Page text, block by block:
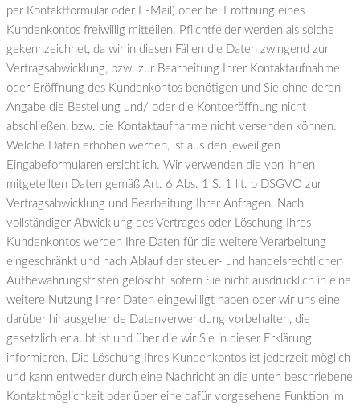
per Kontaktformular oder E-Mail) oder bei Eröffnung eines
Kundenkontos freiwillig mitteilen. Pflichtfelder werden als solche
gekennzeichnet, da wir in diesen Fällen die Daten zwingend zur
Vertragsabwicklung, bzw. zur Bearbeitung Ihrer Kontaktaufnahme
oder Eröffnung des Kundenkontos benötigen und Sie ohne deren
Angabe die Bestellung und/ oder die Kontoeröffnung nicht
abschließen, bzw. die Kontaktaufnahme nicht versenden können.
Welche Daten erhoben werden, ist aus den jeweiligen
Eingabeformularen ersichtlich. Wir verwenden die von ihnen
mitgeteilten Daten gemäß Art. 6 Abs. 1 S. 1 lit. b DSGVO zur
Vertragsabwicklung und Bearbeitung Ihrer Anfragen. Nach
vollständiger Abwicklung des Vertrages oder Löschung Ihres
Kundenkontos werden Ihre Daten für die weitere Verarbeitung
eingeschränkt und nach Ablauf der steuer- und handelsrechtlichen
Aufbewahrungsfristen gelöscht, sofern Sie nicht ausdrücklich in eine
weitere Nutzung Ihrer Daten eingewilligt haben oder wir uns eine
darüber hinausgehende Datenverwendung vorbehalten, die
gesetzlich erlaubt ist und über die wir Sie in dieser Erklärung
informieren. Die Löschung Ihres Kundenkontos ist jederzeit möglich
und kann entweder durch eine Nachricht an die unten beschriebene
Kontaktmöglichkeit oder über eine dafür vorgesehene Funktion im